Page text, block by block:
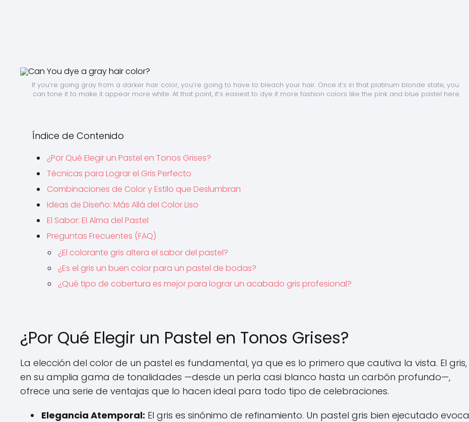
If you’re going gray from a darker hair color, you’re going to have to bleach your hair. Once it’s in that platinum blonde state, you
can tone it to make it appear more white. At that point, it’s easiest to dye it more fashion colors like the pink and blue pastel here.
Índice de Contenido
¿Por Qué Elegir un Pastel en Tonos Grises?
Técnicas para Lograr el Gris Perfecto
Combinaciones de Color y Estilo que Deslumbran
Ideas de Diseño: Más Allá del Color Liso
El Sabor: El Alma del Pastel
Preguntas Frecuentes (FAQ)
¿El colorante gris altera el sabor del pastel?
¿Es el gris un buen color para un pastel de bodas?
¿Qué tipo de cobertura es mejor para lograr un acabado gris profesional?
¿Por Qué Elegir un Pastel en Tonos Grises?
La elección del color de un pastel es fundamental, ya que es lo primero que cautiva la vista. El gris,
en su amplia gama de tonalidades —desde un perla casi blanco hasta un carbón profundo—,
ofrece una serie de ventajas que lo hacen ideal para todo tipo de celebraciones.
Elegancia Atemporal: El gris es sinónimo de refinamiento. Un pastel gris bien ejecutado evoca